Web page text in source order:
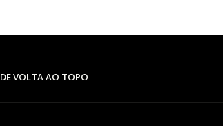
DE VOLTA AO TOPO